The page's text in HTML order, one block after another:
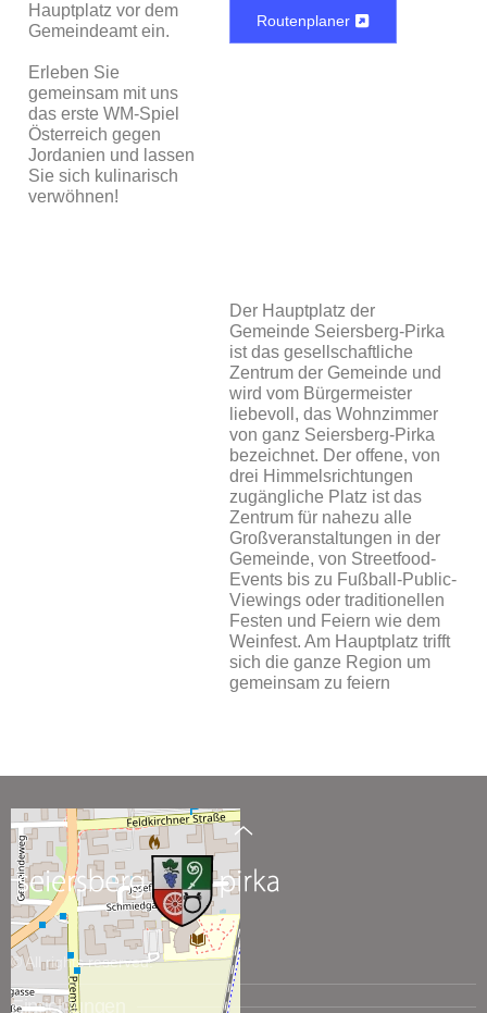
Hauptplatz vor dem
Gemeindeamt ein.
Erleben Sie
gemeinsam mit uns
das erste WM-Spiel
Österreich gegen
Jordanien und lassen
Sie sich kulinarisch
verwöhnen!
Routenplaner
Der Hauptplatz der
Gemeinde Seiersberg-Pirka
ist das gesellschaftliche
Zentrum der Gemeinde und
wird vom Bürgermeister
liebevoll, das Wohnzimmer
von ganz Seiersberg-Pirka
bezeichnet. Der offene, von
drei Himmelsrichtungen
zugängliche Platz ist das
Zentrum für nahezu alle
Großveranstaltungen in der
Gemeinde, von Streetfood-
Events bis zu Fußball-Public-
Viewings oder traditionellen
Festen und Feiern wie dem
Weinfest. Am Hauptplatz trifft
sich die ganze Region um
gemeinsam zu feiern
© All rights reserved.
Einrichtungen